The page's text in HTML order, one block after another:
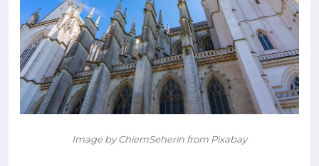
Image by ChiemSeherin from Pixabay